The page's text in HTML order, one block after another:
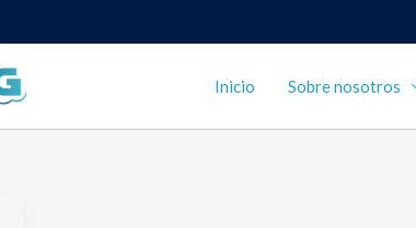
Inicio Sobre nosotros